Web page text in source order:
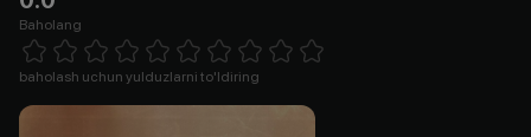
Baholang
1 Star 2 Stars 3 Stars 4 Stars5 Stars 6 Stars7 Stars8 Stars
baholash uchun yulduzlarni to'ldiring